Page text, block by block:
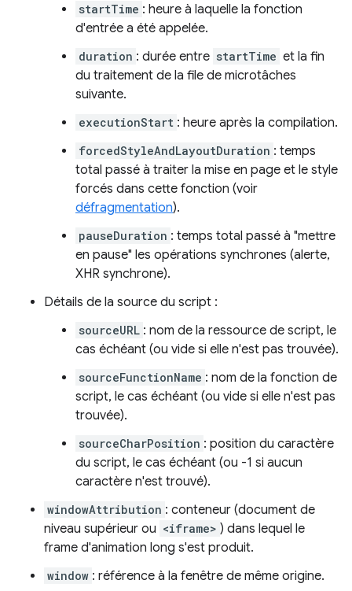
startTime : heure à laquelle la fonction
d'entrée a été appelée.
duration : durée entre startTime et la fin
du traitement de la file de microtâches
suivante.
executionStart : heure après la compilation.
forcedStyleAndLayoutDuration : temps
total passé à traiter la mise en page et le style
forcés dans cette fonction (voir
défragmentation).
pauseDuration : temps total passé à "mettre
en pause" les opérations synchrones (alerte,
XHR synchrone).
Détails de la source du script :
sourceURL : nom de la ressource de script, le
cas échéant (ou vide si elle n'est pas trouvée).
sourceFunctionName : nom de la fonction de
script, le cas échéant (ou vide si elle n'est pas
trouvée).
sourceCharPosition : position du caractère
du script, le cas échéant (ou -1 si aucun
caractère n'est trouvé).
windowAttribution : conteneur (document de
niveau supérieur ou <iframe> ) dans lequel le
frame d'animation long s'est produit.
window : référence à la fenêtre de même origine.